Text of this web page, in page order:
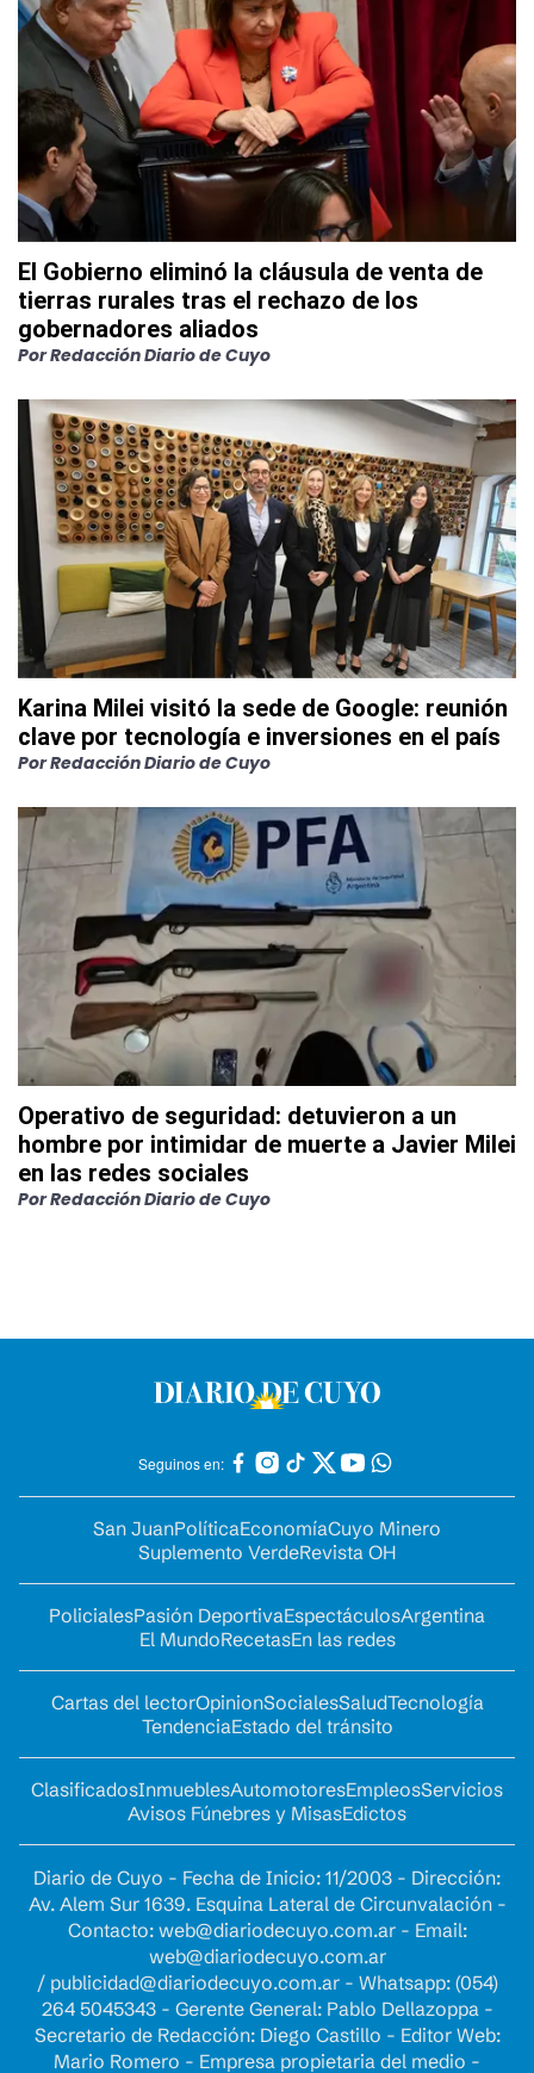
El Gobierno eliminó la cláusula de venta de
tierras rurales tras el rechazo de los
gobernadores aliados
PorRedacción Diario de Cuyo
Karina Milei visitó la sede de Google: reunión
clave por tecnología e inversiones en el país
PorRedacción Diario de Cuyo
Operativo de seguridad: detuvieron a un
hombre por intimidar de muerte a Javier Milei
en las redes sociales
PorRedacción Diario de Cuyo
Seguinos en:
San JuanPolíticaEconomíaCuyo Minero
Suplemento VerdeRevista OH
PolicialesPasión DeportivaEspectáculosArgentina
El MundoRecetasEn las redes
Cartas del lectorOpinionSocialesSaludTecnología
TendenciaEstado del tránsito
ClasificadosInmueblesAutomotoresEmpleosServicios
Avisos Fúnebres y MisasEdictos
Diario de Cuyo - Fecha de Inicio: 11/2003 - Dirección:
Av. Alem Sur 1639. Esquina Lateral de Circunvalación -
Contacto: web@diariodecuyo.com.ar- Email:
web@diariodecuyo.com.ar
/ publicidad@diariodecuyo.com.ar- Whatsapp: (054)
264 5045343 - Gerente General: Pablo Dellazoppa -
Secretario de Redacción: Diego Castillo - Editor Web:
Mario Romero - Empresa propietaria del medio -